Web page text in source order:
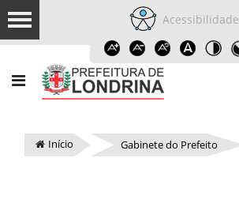
Acessibilidade
Início Gabinete do Prefeito